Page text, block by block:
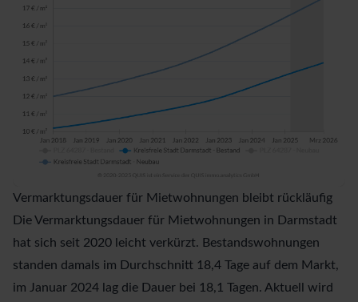
Vermarktungsdauer für Mietwohnungen bleibt rückläufig
Die Vermarktungsdauer für Mietwohnungen in Darmstadt
hat sich seit 2020 leicht verkürzt. Bestandswohnungen
standen damals im Durchschnitt 18,4 Tage auf dem Markt,
im Januar 2024 lag die Dauer bei 18,1 Tagen. Aktuell wird